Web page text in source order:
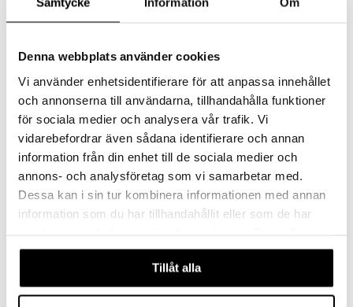
Denna webbplats använder cookies
Vi använder enhetsidentifierare för att anpassa innehållet
och annonserna till användarna, tillhandahålla funktioner
för sociala medier och analysera vår trafik. Vi
vidarebefordrar även sådana identifierare och annan
information från din enhet till de sociala medier och
annons- och analysföretag som vi samarbetar med.
Dessa kan i sin tur kombinera informationen med annan
information som du har tillhandahållit eller som de har
våra cookies vid fortsatt användande av vår webbplats.
Tillåt alla
Margot lautanen
SAGAFORM DESIGN
Alunen 70-luvun muotoilulla Sagaformilta.
Margot Maitokannu
SAGAFORM DESIGN
12,99